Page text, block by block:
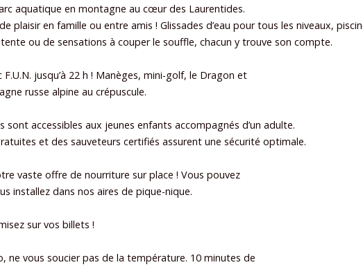
aquatique en montagne au cœur des Laurentides.
plaisir en famille ou entre amis ! Glissades d’eau pour tous les niveaux,
ou de sensations à couper le souffle, chacun y trouve son compte.
jusqu’à 22 h ! Manèges, mini-golf, le Dragon et
russe alpine au crépuscule.
accessibles aux jeunes enfants accompagnés d’un adulte.
et des sauveteurs certifiés assurent une sécurité optimale.
vaste offre de nourriture sur place ! Vous pouvez
installez dans nos aires de pique-nique.
sur vos billets !
ne vous soucier pas de la température. 10 minutes de